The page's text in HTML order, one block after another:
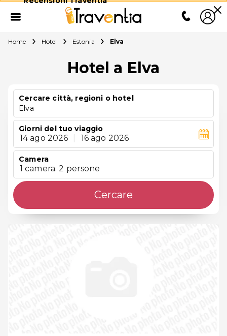
Home Hotel Estonia Elva
Hotel a Elva
Cercare città, regioni o hotel
Elva
Giorni del tuo viaggio
14 ago 2026 16 ago 2026
Camera
1 camera. 2 persone
Cercare